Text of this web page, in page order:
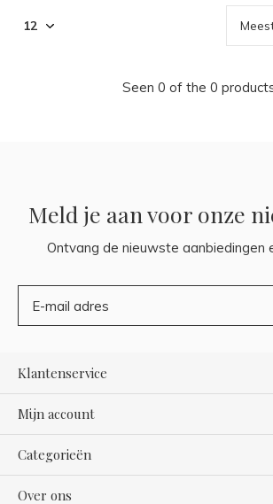
Seen 0 of the 0
Meld je aan voor onze
Ontvang de nieuwste aanbiedingen
Klantenservice
Mijn account
Categorieën
Over ons